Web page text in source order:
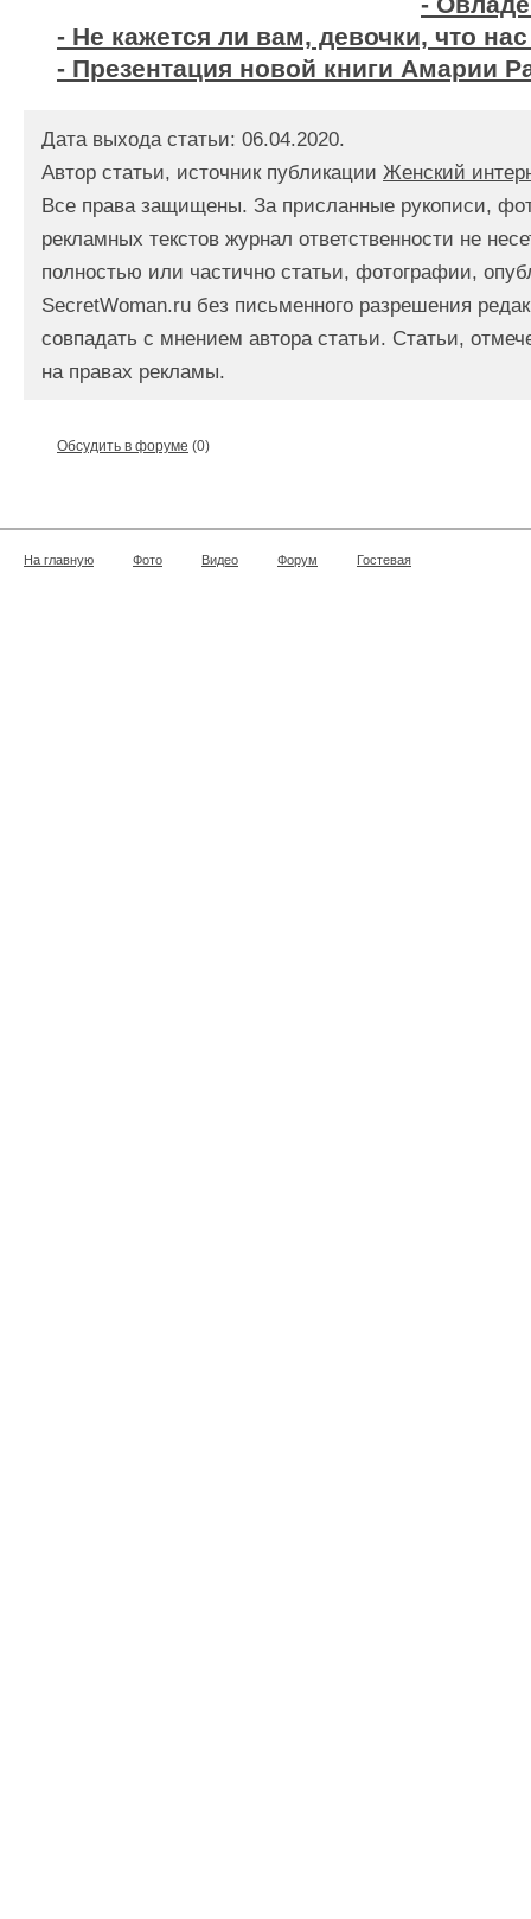
- Не кажется ли вам, девочки, что
- Презентация новой книги Амарии
Дата выхода статьи: 06.04.2020.
Автор статьи, источник публикации Женский
Все права защищены. За присланные рукописи,
рекламных текстов журнал ответственности не
полностью или частично статьи, фотографии,
SecretWoman.ru без письменного разрешения
совпадать с мнением автора статьи. Статьи,
на правах рекламы.
Обсудить в форуме (0)
На главную Фото Видео Форум Гостевая